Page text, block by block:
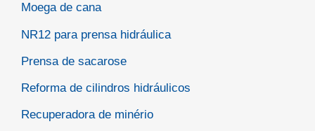
Moega de cana
NR12 para prensa hidráulica
Prensa de sacarose
Reforma de cilindros hidráulicos
Recuperadora de minério